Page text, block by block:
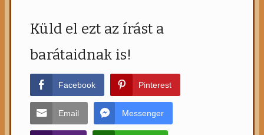
Küld el ezt az írást a
barátaidnak is!
Facebook Pinterest
Email Messenger